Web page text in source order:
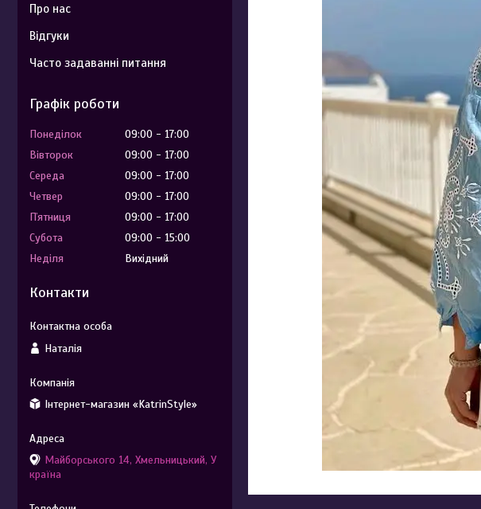
Про нас
Відгуки
Часто задаванні питання
Графік роботи
Понеділок 09:00
17:00
Вівторок
09:00
17:00
Середа
09:00
17:00
Четвер
09:00
17:00
Пʼятниця
09:00
17:00
Субота
09:00
15:00
Неділя
Вихідний
Контакти
Наталія
Інтернет-магазин «KatrinStyle»
Майборського 14, Хмельницький, У
країна